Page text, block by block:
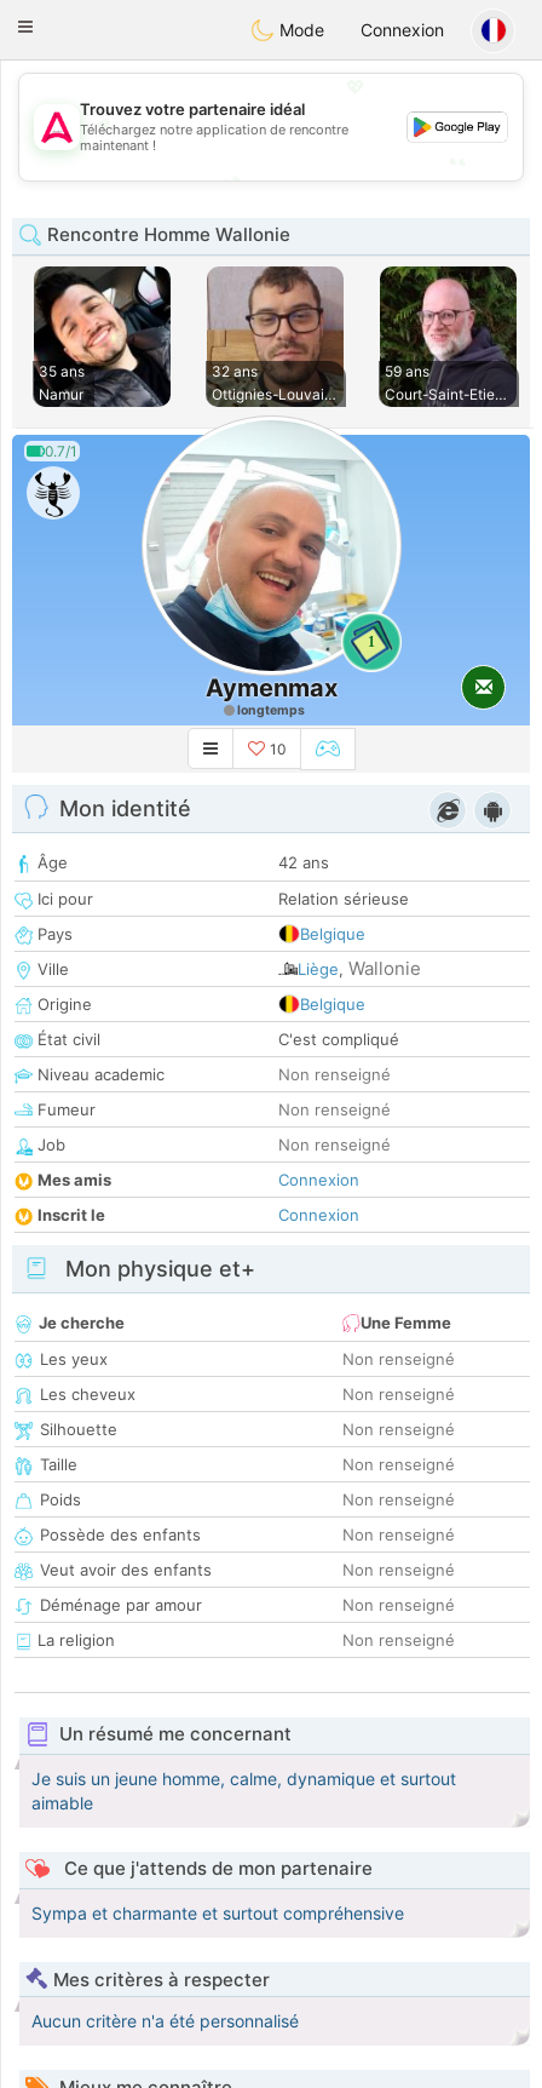
Tantôt
Toggle
Mode Connexion
💖
💕
Trouvez votre partenaire idéal
Téléchargez notre application de rencontre
maintenant !
Rencontre Homme Wallonie
35 ans
Namur
32 ans
Ottignies-Louvain-
59 ans
Court-Saint-Etienn
0.7/1
1
Aymenmax
longtemps
10
Mon identité
Âge
42 ans
Ici pour
Relation sérieuse
Pays
Belgique
Ville
Liège, Wallonie
Origine
Belgique
État civil
C'est compliqué
Niveau academic
Non renseigné
Fumeur
Non renseigné
Job
Non renseigné
Mes amis
Connexion
Inscrit le
Connexion
Mon physique et+
Je cherche
Une Femme
Les yeux
Non renseigné
Les cheveux
Non renseigné
Silhouette
Non renseigné
Taille
Non renseigné
Poids
Non renseigné
Possède des enfants
Non renseigné
Veut avoir des enfants
Non renseigné
Déménage par amour
Non renseigné
La religion
Non renseigné
Un résumé me concernant
Je suis un jeune homme, calme, dynamique et surtout
aimable
Ce que j'attends de mon partenaire
Sympa et charmante et surtout compréhensive
Mes critères à respecter
Aucun critère n'a été personnalisé